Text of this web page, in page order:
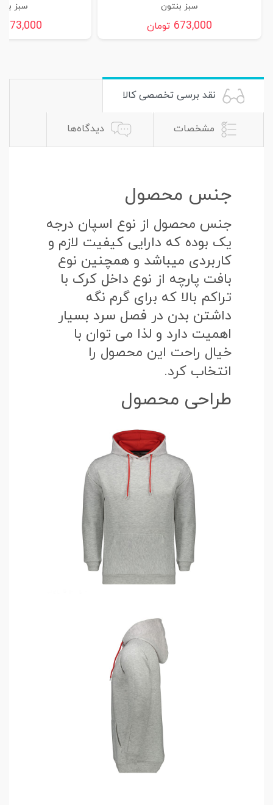
سبز بنتون
673,000 تومان
سبز
673,000
نقد برسی تخصصی کالا
مشخصات دیدگاه‌ها
جنس محصول
جنس محصول از نوع اسپان درجه
یک بوده که دارایی کیفیت لازم و
کاربردی میباشد و همچنین نوع
بافت پارچه از نوع داخل کرک با
تراکم بالا که برای گرم نگه
داشتن بدن در فصل سرد بسیار
اهمیت دارد و لذا می توان با
خیال راحت این محصول را
انتخاب کرد.
طراحی محصول